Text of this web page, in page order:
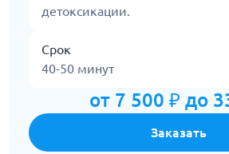
детоксикации.
Срок
40-50 минут
от 7 500 ₽ до
Заказать